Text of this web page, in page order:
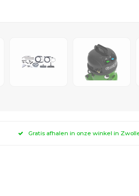
Gratis afhalen in onze winkel in